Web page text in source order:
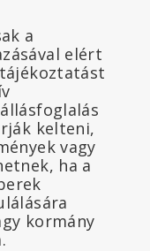
a
elért
kelteni,
vagy
ha a
kormány